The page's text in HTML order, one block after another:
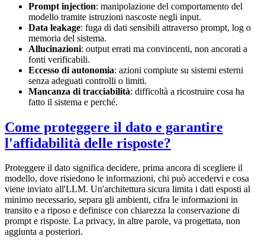
Prompt injection: manipolazione del comportamento del
modello tramite istruzioni nascoste negli input.
Data leakage: fuga di dati sensibili attraverso prompt, log o
memoria del sistema.
Allucinazioni: output errati ma convincenti, non ancorati a
fonti verificabili.
Eccesso di autonomia: azioni compiute su sistemi esterni
senza adeguati controlli o limiti.
Mancanza di tracciabilità: difficoltà a ricostruire cosa ha
fatto il sistema e perché.
Come proteggere il dato e garantire
l'affidabilità delle risposte?
Proteggere il dato significa decidere, prima ancora di scegliere il
modello, dove risiedono le informazioni, chi può accedervi e cosa
viene inviato all'LLM. Un'architettura sicura limita i dati esposti al
minimo necessario, separa gli ambienti, cifra le informazioni in
transito e a riposo e definisce con chiarezza la conservazione di
prompt e risposte. La privacy, in altre parole, va progettata, non
aggiunta a posteriori.